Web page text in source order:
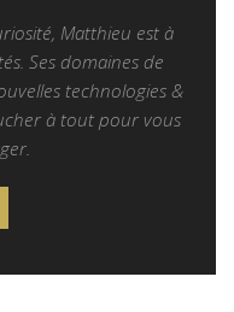
Matthieu est à
Ses domaines de
technologies &
à tout pour vous